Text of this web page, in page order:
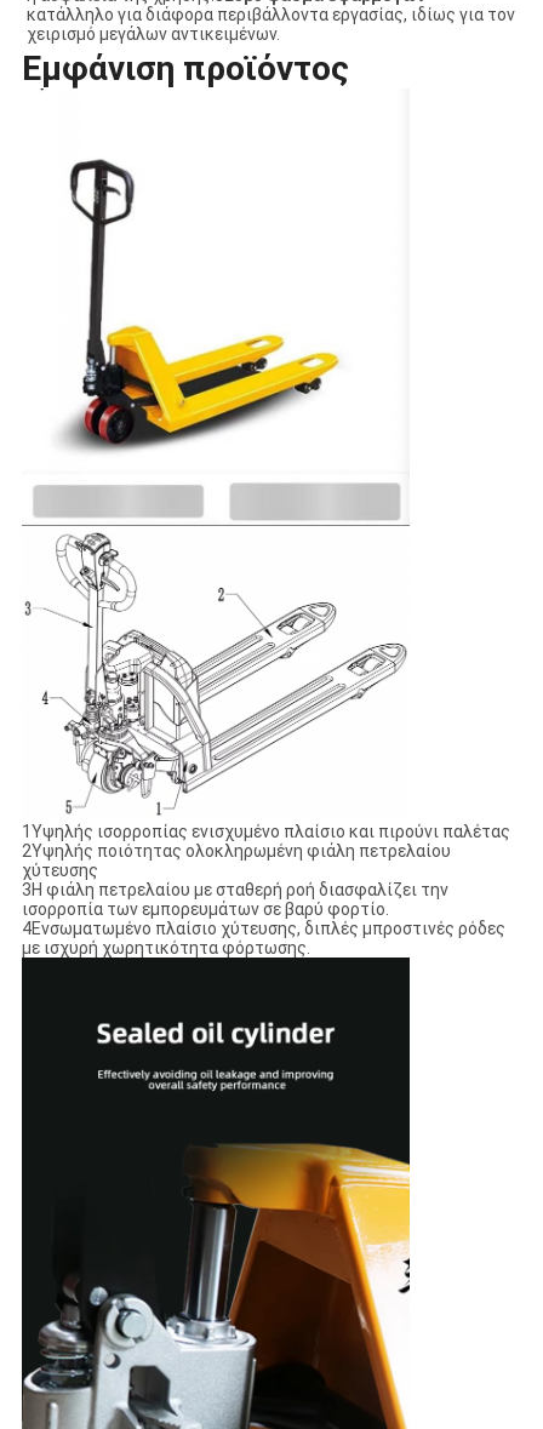
κατάλληλο για διάφορα περιβάλλοντα εργασίας, ιδίως για τον
χειρισμό μεγάλων αντικειμένων.
Εμφάνιση προϊόντος
1Υψηλής ισορροπίας ενισχυμένο πλαίσιο και πιρούνι παλέτας
2Υψηλής ποιότητας ολοκληρωμένη φιάλη πετρελαίου
χύτευσης
3Η φιάλη πετρελαίου με σταθερή ροή διασφαλίζει την
ισορροπία των εμπορευμάτων σε βαρύ φορτίο.
4Ενσωματωμένο πλαίσιο χύτευσης, διπλές μπροστινές ρόδες
με ισχυρή χωρητικότητα φόρτωσης.